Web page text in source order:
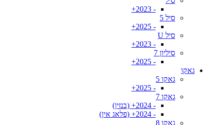
- 2023+
סיל 5
- 2025+
סיל U
- 2023+
סיליון 7
- 2025+
גאקו
גאקו 5
- 2025+
גאקו 7
- 2024+ (בנזין)
- 2024+ (פלאג אין)
גאקו 8